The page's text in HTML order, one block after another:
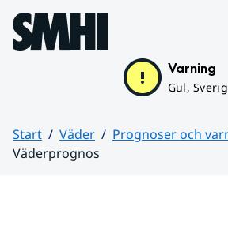
Hoppa till sidans innehåll
Varning
Gul,
Start Väder
Prognoser och
Väderprognos